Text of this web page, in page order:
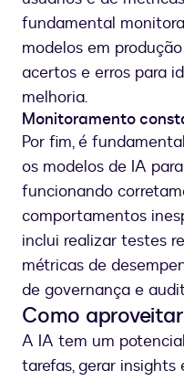
fundamental
modelos em
acertos e erros para
melhoria.
Monitoramento
Por fim, é
os modelos de IA
funcionando
comportamentos
inclui realizar testes
métricas de
de governança e
Como
A IA tem um
tarefas, gerar